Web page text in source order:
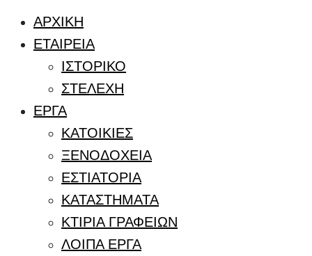
ΑΡΧΙΚΉ
ΕΤΑΙΡΕΊΑ
ΙΣΤΟΡΙΚΟ
ΣΤΕΛΕΧΗ
ΕΡΓΑ
ΚΑΤΟΙΚΙΕΣ
ΞΕΝΟΔΟΧΕΙΑ
ΕΣΤΙΑΤΟΡΙΑ
ΚΑΤΑΣΤΗΜΑΤΑ
ΚΤΙΡΙΑ ΓΡΑΦΕΙΩΝ
ΛΟΙΠΑ ΕΡΓΑ